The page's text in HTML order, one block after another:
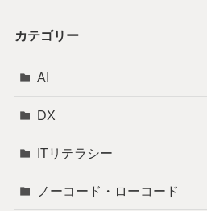
カテゴリー
AI
DX
ITリテラシー
ノーコード・ローコード